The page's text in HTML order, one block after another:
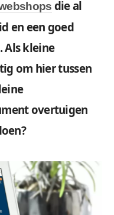
die al
en een goed
Als kleine
om hier tussen
overtuigen